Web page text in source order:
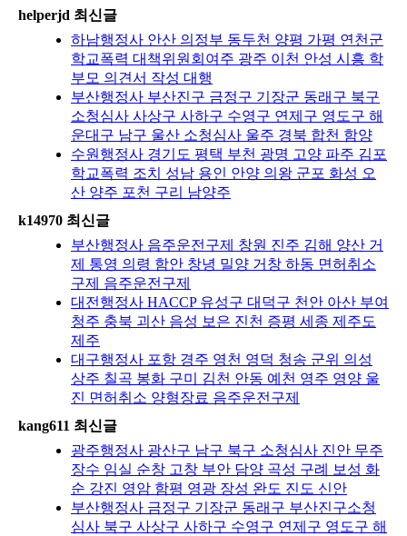
helperjd 최신글
하남행정사 안산 의정부 동두천 양평 가평 연천군
학교폭력 대책위원회여주 광주 이천 안성 시흥 학
부모 의견서 작성 대행
부산행정사 부산진구 금정구 기장군 동래구 북구
소청심사 사상구 사하구 수영구 연제구 영도구 해
운대구 남구 울산 소청심사 울주 경북 합천 함양
수원행정사 경기도 평택 부천 광명 고양 파주 김포
학교폭력 조치 성남 용인 안양 의왕 군포 화성 오
산 양주 포천 구리 남양주
k14970 최신글
부산행정사 음주운전구제 창원 진주 김해 양산 거
제 통영 의령 함안 창녕 밀양 거창 하동 면허취소
구제 음주운전구제
대전행정사 HACCP 유성구 대덕구 천안 아산 부여
청주 충북 괴산 음성 보은 진천 증평 세종 제주도
제주
대구행정사 포항 경주 영천 영덕 청송 군위 의성
상주 칠곡 봉화 구미 김천 안동 예천 영주 영양 울
진 면허취소 양형장료 음주운전구제
kang611 최신글
광주행정사 광산구 남구 북구 소청심사 진안 무주
장수 임실 순창 고창 부안 담양 곡성 구례 보성 화
순 강진 영암 함평 영광 장성 완도 진도 신안
부산행정사 금정구 기장군 동래구 부산진구소청
심사 북구 사상구 사하구 수영구 연제구 영도구 해